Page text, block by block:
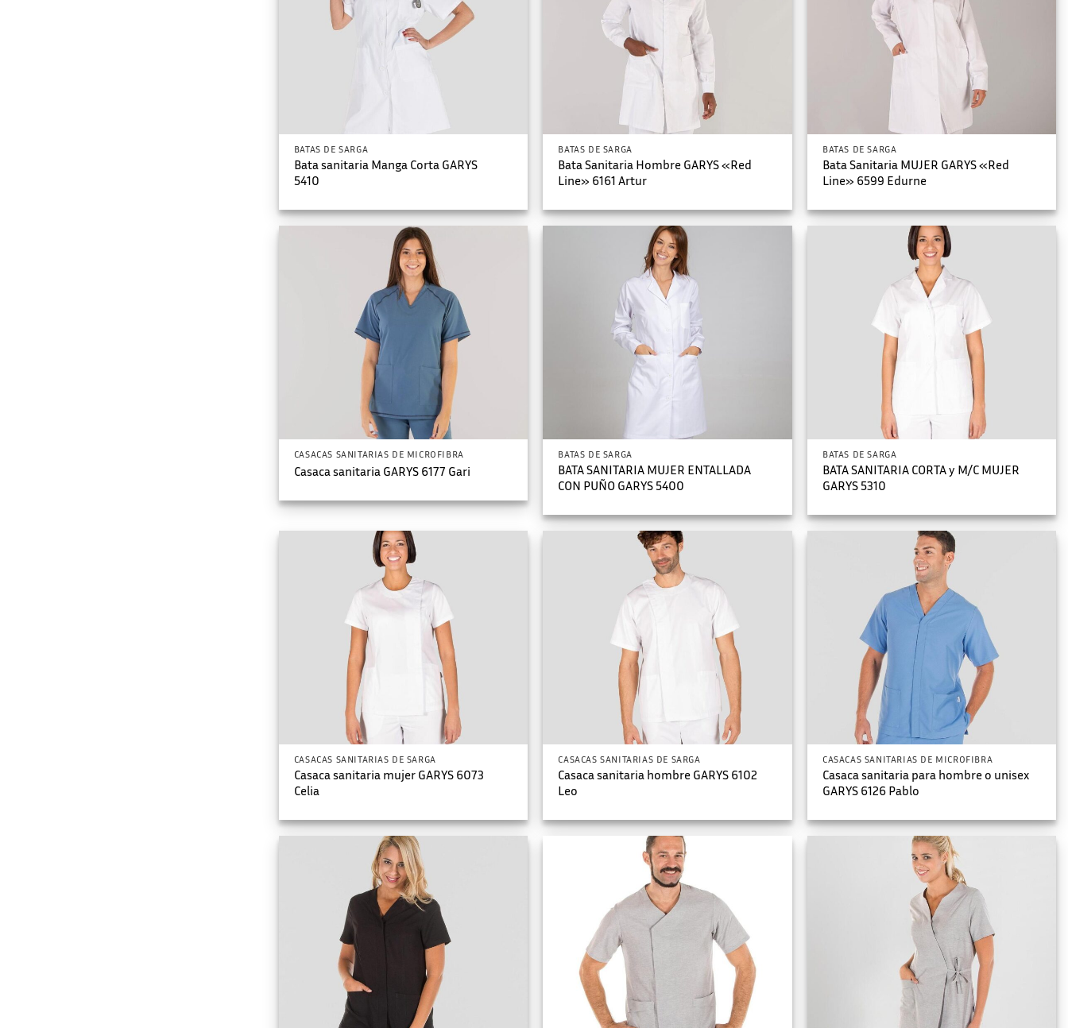
BATAS DE SARGA
Bata sanitaria Manga Corta GARYS
5410
BATAS DE SARGA
Bata Sanitaria Hombre GARYS «Red
Line» 6161 Artur
BATAS DE SARGA
Bata Sanitaria MUJER GARYS «Red
Line» 6599 Edurne
CASACAS SANITARIAS DE MICROFIBRA
Casaca sanitaria GARYS 6177 Gari
BATAS DE SARGA
BATA SANITARIA MUJER ENTALLADA
CON PUÑO GARYS 5400
BATAS DE SARGA
BATA SANITARIA CORTA y M/C MUJER
GARYS 5310
CASACAS SANITARIAS DE SARGA
Casaca sanitaria mujer GARYS 6073
Celia
CASACAS SANITARIAS DE SARGA
Casaca sanitaria hombre GARYS 6102
Leo
CASACAS SANITARIAS DE MICROFIBRA
Casaca sanitaria para hombre o unisex
GARYS 6126 Pablo